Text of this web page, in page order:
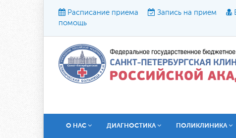
Расписание приема Запись на прием
помощь
О НАС ДИАГНОСТИКА ПОЛИКЛИНИКА